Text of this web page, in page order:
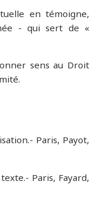
en témoigne,
- qui sert de «
sens au Droit
Paris, Payot,
Paris, Fayard,